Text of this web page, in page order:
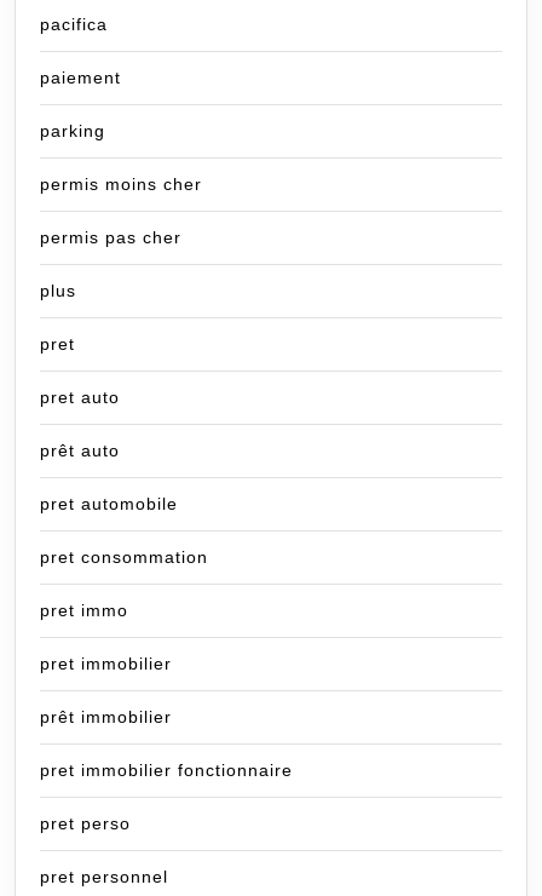
pacifica
paiement
parking
permis moins cher
permis pas cher
plus
pret
pret auto
prêt auto
pret automobile
pret consommation
pret immo
pret immobilier
prêt immobilier
pret immobilier fonctionnaire
pret perso
pret personnel